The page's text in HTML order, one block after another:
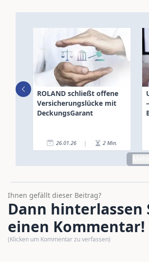
ROLAND schließt offene
Versicherungslücke mit
DeckungsGarant
26.01.26 | 2 Min.
Ihnen gefällt dieser Beitrag?
Dann hinterlassen
einen Kommentar!
(Klicken um Kommentar zu verfassen)